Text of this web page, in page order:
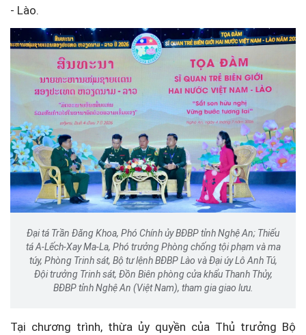
- Lào.
Đại tá Trần Đăng Khoa, Phó Chính ủy BĐBP tỉnh Nghệ An; Thiếu
tá A-Lếch-Xay Ma-La, Phó trưởng Phòng chống tội phạm và ma
túy, Phòng Trinh sát, Bộ tư lệnh BĐBP Lào và Đại úy Lô Anh Tú,
Đội trưởng Trinh sát, Đồn Biên phòng cửa khẩu Thanh Thủy,
BĐBP tỉnh Nghệ An (Việt Nam), tham gia giao lưu.
Tại chương trình, thừa ủy quyền của Thủ trưởng Bộ